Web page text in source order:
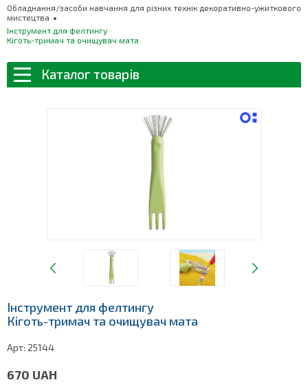
Обладнання/засоби навчання для різних технік декоративно-ужиткового
мистецтва
Інструмент для фелтингу
Кіготь-тримач та очищувач мата
Каталог товарів
Інструмент для фелтингу
Кіготь-тримач та очищувач мата
Арт: 25144
670 UAH